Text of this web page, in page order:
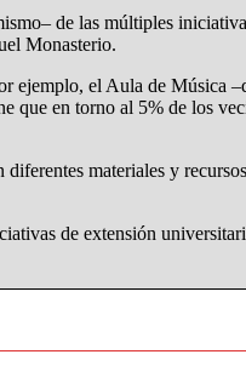
de las múltiples
Monasterio.
el Aula de Música
que en torno al 5% de los
materiales y
de extensión